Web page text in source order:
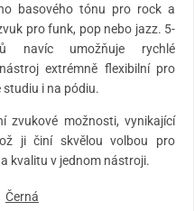
basového tónu pro rock a
pro funk, pop nebo jazz. 5-
navíc umožňuje rychlé
extrémně flexibilní pro
studiu i na pódiu.
zvukové možnosti, vynikající
ji činí skvělou volbou pro
kvalitu v jednom nástroji.
Černá